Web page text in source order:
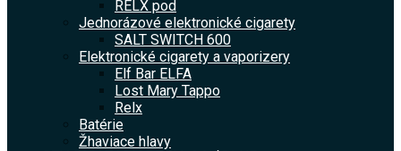
RELX pod
Jednorázové elektronické cigarety
SALT SWITCH 600
Elektronické cigarety a vaporizery
Elf Bar ELFA
Lost Mary Tappo
Relx
Batérie
Žhaviace hlavy